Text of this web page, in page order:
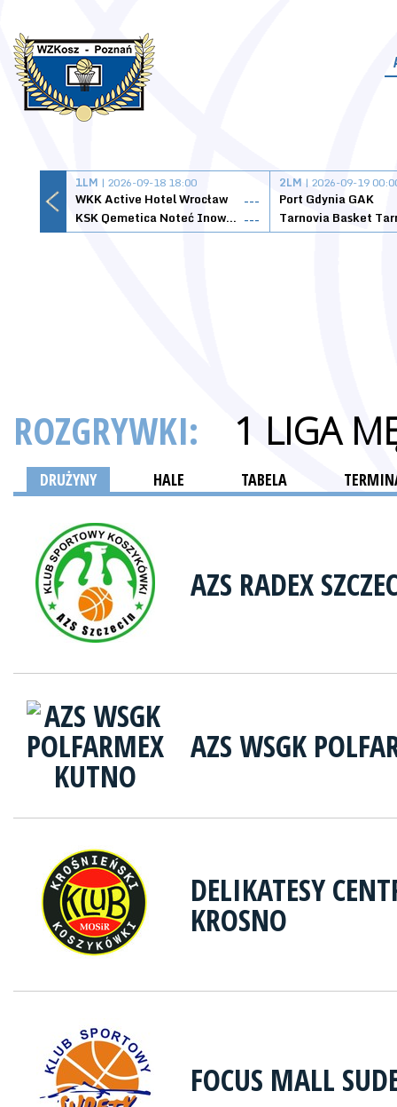
1LM | 2026-09-18 18:00
WKK Active Hotel Wrocław
---
KSK Qemetica Noteć Inowrocław ---
2LM | 2026-09-19
Port Gdynia GAK
ROZGRYWKI: 1 LIGA
DRUŻYNY HALE TABELA
AZS RADEX
AZS WSGK
DELIKATESY
KROSNO
FOCUS MALL